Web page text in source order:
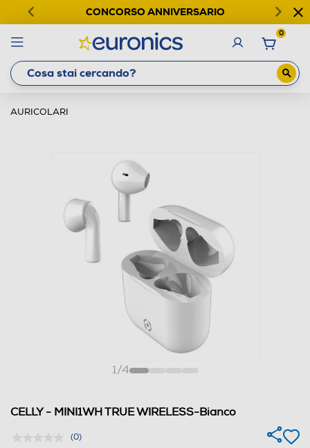
CONCORSO ANNIVERSARIO
0
AURICOLARI
1/4
CELLY - MINI1WH TRUE WIRELESS-Bianco
(0)